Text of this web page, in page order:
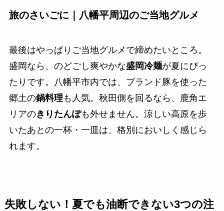
旅のさいごに｜八幡平周辺のご当地グルメ
最後はやっぱりご当地グルメで締めたいところ。
盛岡なら、のどごし爽やかな盛岡冷麺が夏にぴっ
たりです。八幡平市内では、ブランド豚を使った
郷土の鍋料理 も人気。秋田側を回るなら、鹿角エ
リアのきりたんぽも外せません。涼しい高原を歩
いたあとの一杯・一皿は、格別においしく感じら
れます。
失敗しない！夏でも油断できない3つの注